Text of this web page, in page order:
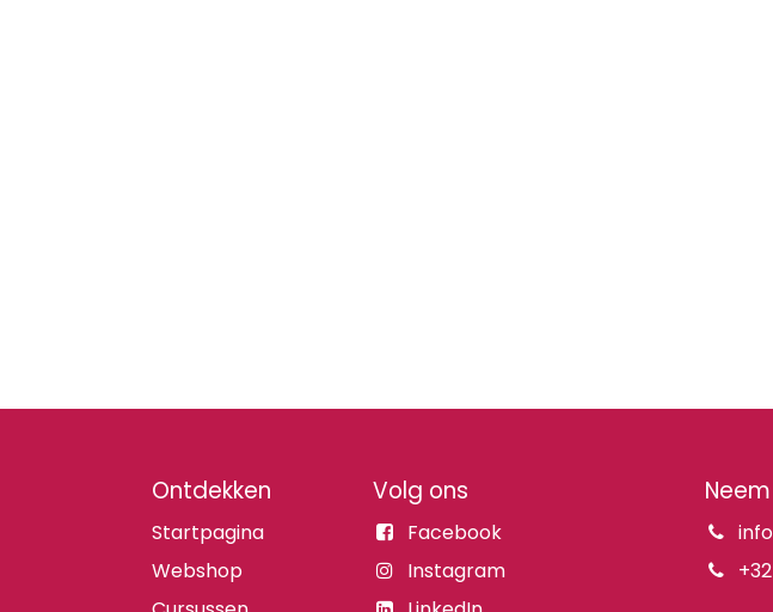
Ontdekken
Startpagina
Webshop
Volg ons
Facebook
Instagram